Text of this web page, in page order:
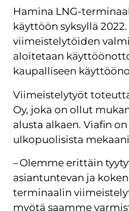
Hamina LNG-
käyttöön syksyllä
viimeistelytöiden
aloitetaan
kaupalliseen
Viimeistelytyöt
Oy, joka on ollut
alusta alkaen. Viafin
ulkopuolisista
– Olemme erittäin
asiantuntevan ja
terminaalin
myötä saamme